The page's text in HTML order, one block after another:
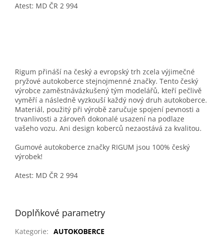
Atest: MD ČR 2 994
Rigum přináší na český a evropský trh zcela výjimečné
pryžové autokoberce stejnojmenné značky. Tento český
výrobce zaměstnávázkušený tým modelářů, kteří pečlivě
vyměří a následně vyzkouší každý nový druh autokoberce.
Materiál, použitý při výrobě zaručuje spojení pevnosti a
trvanlivosti a zároveň dokonalé usazení na podlaze
vašeho vozu. Ani design koberců nezaostává za kvalitou.
Gumové autokoberce značky RIGUM jsou 100% český
výrobek!
Atest: MD ČR 2 994
Doplňkové parametry
Kategorie: AUTOKOBERCE